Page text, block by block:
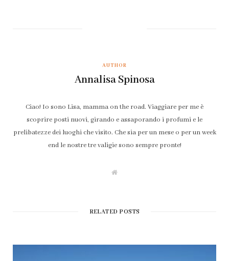
AUTHOR
Annalisa Spinosa
Ciao! Io sono Lisa, mamma on the road. Viaggiare per me è
scoprire posti nuovi, girando e assaporando i profumi e le
prelibatezze dei luoghi che visito. Che sia per un mese o per un week
end le nostre tre valigie sono sempre pronte!
W
e
RELATED POSTS